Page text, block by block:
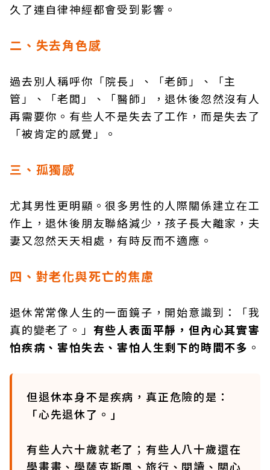
久了連自律神經都會受到影響。
二、失去角色感
過去別人稱呼你「院長」、「老師」、「主
管」、「老闆」、「醫師」，退休後忽然沒有人
再需要你。有些人不是失去了工作，而是失去了
「被肯定的感覺」。
三、孤獨感
尤其男性更明顯。很多男性的人際關係建立在工
作上，退休後朋友聯絡減少，孩子長大離家，夫
妻又忽然天天相處，有時反而不適應。
四、對老化與死亡的焦慮
退休常常像人生的一面鏡子，開始意識到：「我
真的變老了。」 有些人表面平靜，但內心其實害
怕疾病、害怕失去、害怕人生剩下的時間不多 。
但退休本身不是疾病，真正危險的是：
「心先退休了。」
有些人六十歲就老了；有些人八十歲還在
學畫畫、學薩克斯風、旅行、閱讀、關心